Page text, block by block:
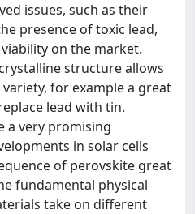
issues, such as their
presence of toxic lead,
on the market.
structure allows
for example a great
lead with tin.
a very promising
in solar cells
of perovskite great
fundamental physical
take on different